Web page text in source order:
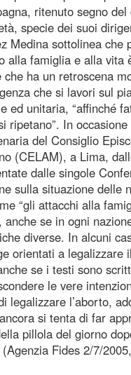
ritenuto segno
specie dei suoi
Medina sottolinea che
alla famiglia e alla vita
ha un retroscena
che si lavori sul
ed unitaria, “affinché
ripetano”. In occasione
del Consiglio
(CELAM), a Lima,
dalle singole
sulla situazione delle
“gli attacchi alla
anche se in ogni
diverse. In alcuni
orientati a legalizzare
se i testi sono
le vere
legalizzare l’aborto,
si tenta di far
pillola del giorno
Fides 2/7/